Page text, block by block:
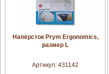
увеличить
Напёрсток Prym Ergonomics,
размер L
Артикул:431142